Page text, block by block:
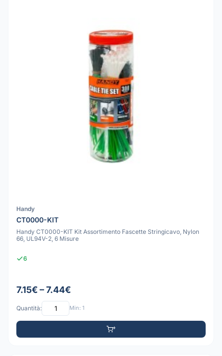
Handy
CT0000-KIT
Handy CT0000-KIT Kit Assortimento Fascette Stringicavo, Nylon
66, UL94V-2, 6 Misure
6
7.15€ – 7.44€
Quantità: Min: 1